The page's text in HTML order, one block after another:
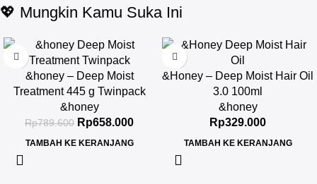
💖 Mungkin Kamu Suka Ini
&honey – Deep Moist
Treatment 445 g Twinpack
&honey
Rp789.600 Rp658.000
TAMBAH KE KERANJANG
&Honey – Deep Moist Hair Oil
3.0 100ml
&honey
Rp329.000
TAMBAH KE KERANJANG